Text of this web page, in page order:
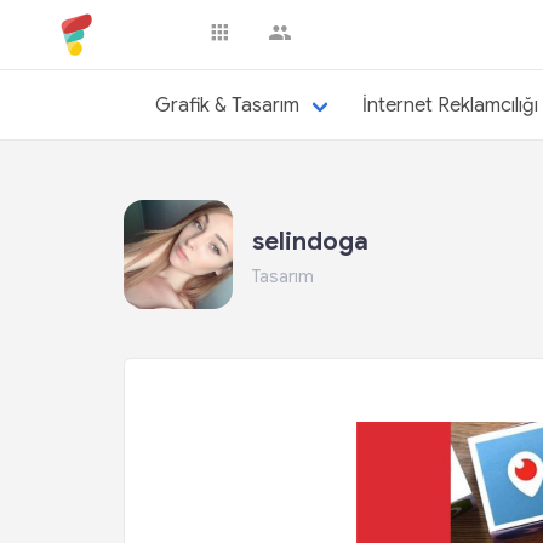
Grafik & Tasarım İnternet Reklamcılığı
selindoga
selindoga
Tasarım